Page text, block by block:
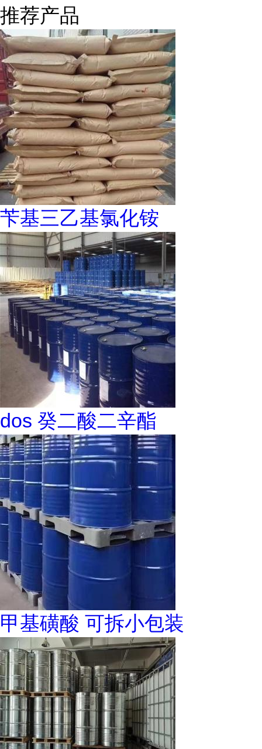
推荐产品
苄基三乙基氯化铵
dos 癸二酸二辛酯
甲基磺酸 可拆小包装